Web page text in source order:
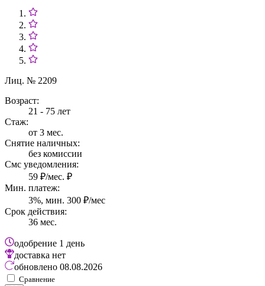
Лиц. № 2209
Возраст:
21 - 75 лет
Стаж:
от 3 мес.
Снятие наличных:
без комиссии
Смс уведомления:
59 ₽/мес. ₽
Мин. платеж:
3%, мин. 300 ₽/мес
Срок действия:
36 мес.
одобрение 1 день
доставка нет
обновлено 08.08.2026
Сравнение